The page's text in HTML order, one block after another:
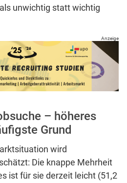
unwichtig statt wichtig
Anzeige
– höheres
Grund
wird
Die knappe Mehrheit
ist für sie derzeit leicht (51,2